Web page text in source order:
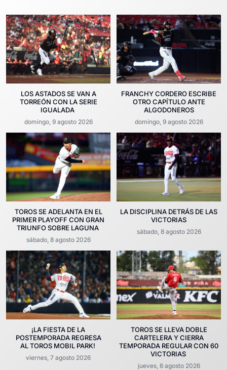
LOS ASTADOS SE VAN A
TORREÓN CON LA SERIE
IGUALADA
domingo, 9 agosto 2026
FRANCHY CORDERO ESCRIBE
OTRO CAPÍTULO ANTE
ALGODONEROS
domingo, 9 agosto 2026
TOROS SE ADELANTA EN EL
PRIMER PLAYOFF CON GRAN
TRIUNFO SOBRE LAGUNA
sábado, 8 agosto 2026
LA DISCIPLINA DETRÁS DE LAS
VICTORIAS
sábado, 8 agosto 2026
¡LA FIESTA DE LA
POSTEMPORADA REGRESA
AL TOROS MOBIL PARK!
viernes, 7 agosto 2026
TOROS SE LLEVA DOBLE
CARTELERA Y CIERRA
TEMPORADA REGULAR CON 60
VICTORIAS
jueves, 6 agosto 2026